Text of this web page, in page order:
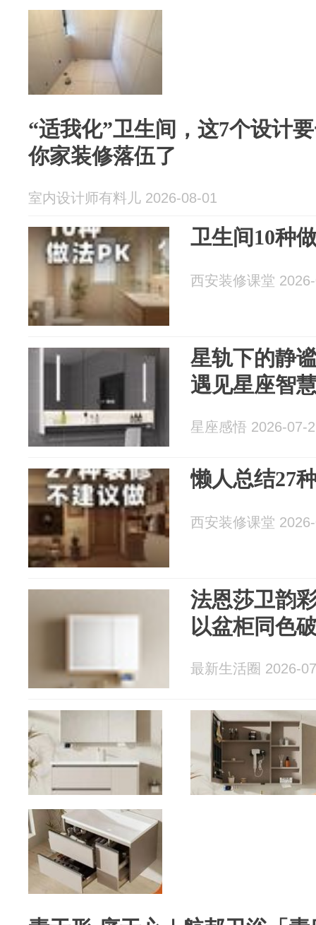
“适我化”卫生间，这7个设计
你家装修落伍了
室内设计师有料儿 2026-08-01
卫生间10种
西安装修课堂
星轨下的静
遇见星座智
星座感悟 2026-07-
懒人总结27
西安装修课堂
法恩莎卫韵
以盆柜同色
最新生活圈 2026-